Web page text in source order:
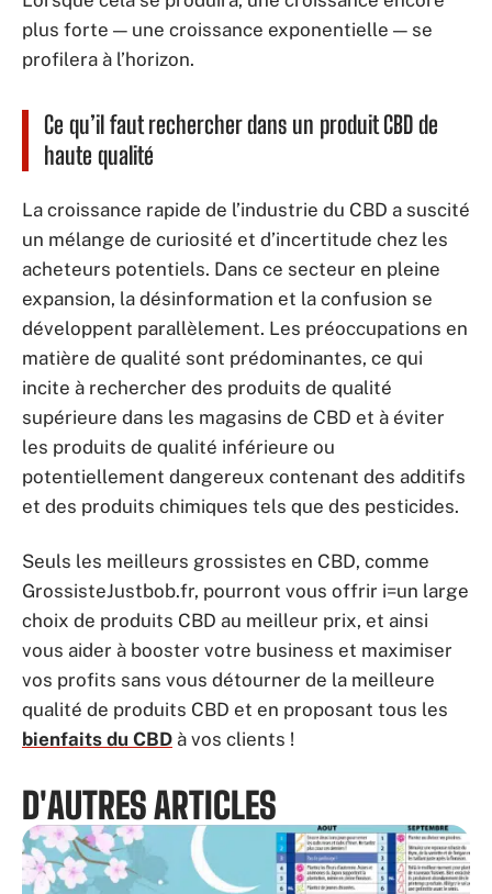
plus forte — une croissance exponentielle — se
profilera à l’horizon.
Ce qu’il faut rechercher dans un produit CBD de
haute qualité
La croissance rapide de l’industrie du CBD a suscité
un mélange de curiosité et d’incertitude chez les
acheteurs potentiels. Dans ce secteur en pleine
expansion, la désinformation et la confusion se
développent parallèlement. Les préoccupations en
matière de qualité sont prédominantes, ce qui
incite à rechercher des produits de qualité
supérieure dans les magasins de CBD et à éviter
les produits de qualité inférieure ou
potentiellement dangereux contenant des additifs
et des produits chimiques tels que des pesticides.
Seuls les meilleurs grossistes en CBD, comme
GrossisteJustbob.fr, pourront vous offrir i=un large
choix de produits CBD au meilleur prix, et ainsi
vous aider à booster votre business et maximiser
vos profits sans vous détourner de la meilleure
qualité de produits CBD et en proposant tous les
bienfaits du CBD à vos clients !
D'AUTRES ARTICLES